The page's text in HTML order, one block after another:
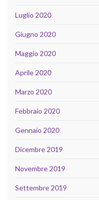
Luglio 2020
Giugno 2020
Maggio 2020
Aprile 2020
Marzo 2020
Febbraio 2020
Gennaio 2020
Dicembre 2019
Novembre 2019
Settembre 2019